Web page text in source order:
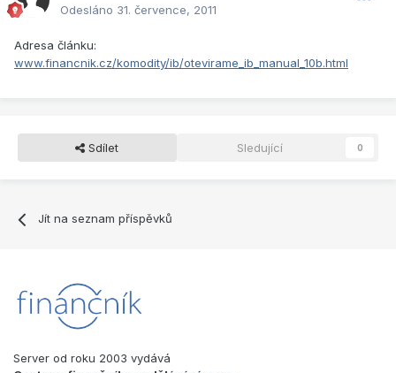
Odesláno 31. července, 2011
Adresa článku:
www.financnik.cz/komodity/ib/otevirame_ib_manual_10b.html
Sdílet Sledující 0
Jít na seznam příspěvků
Server od roku 2003 vydává